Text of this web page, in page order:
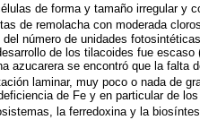
de forma y tamaño irregular y
de remolacha con moderada
número de unidades
de los tilacoides fue
azucarera se encontró que la falta
laminar, muy poco o nada de
de Fe y en particular de
la ferredoxina y la